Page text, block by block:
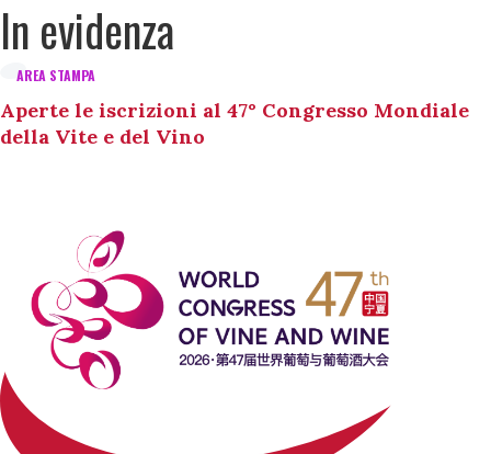
In evidenza
AREA STAMPA
Aperte le iscrizioni al 47° Congresso Mondiale
della Vite e del Vino